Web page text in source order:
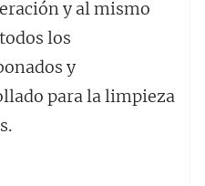
y al mismo
los
y
para la limpieza